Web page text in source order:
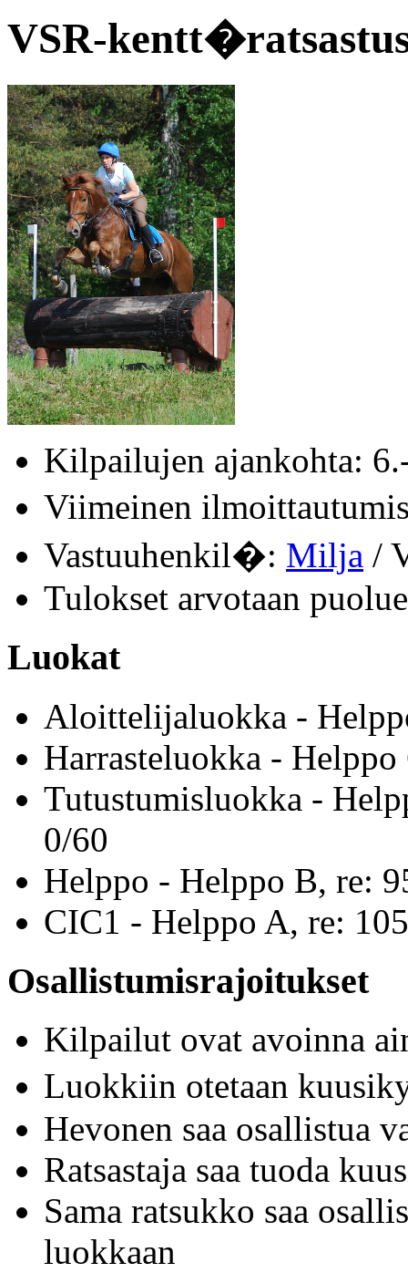
VSR-
Kilpailujen ajankohta:
Viimeinen
Vastuuhenkil�: Milja /
Tulokset arvotaan
Luokat
Aloittelijaluokka -
Harrasteluokka -
Tutustumisluokka -
0/60
Helppo - Helppo B, re:
CIC1 - Helppo A, re:
Osallistumisrajoitukset
Kilpailut ovat avoinna
Luokkiin otetaan
Hevonen saa osallistua
Ratsastaja saa tuoda
Sama ratsukko saa
luokkaan